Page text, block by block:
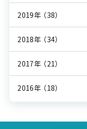
2019年 （38）
2018年 （34）
2017年 （21）
2016年 （18）